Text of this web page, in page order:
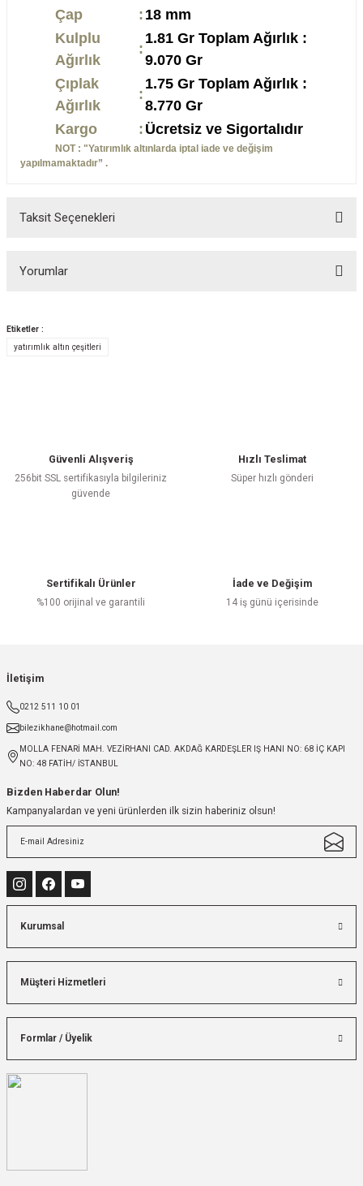
Çap
: 18 mm
Kulplu
Ağırlık
:
1.81 Gr Toplam Ağırlık :
9.070 Gr
Çıplak
Ağırlık
:
1.75 Gr Toplam Ağırlık :
8.770 Gr
Kargo
: Ücretsiz ve Sigortalıdır
NOT : "Yatırımlık altınlarda iptal iade ve değişim
yapılmamaktadır” .
Taksit Seçenekleri
Yorumlar
Etiketler :
yatırımlık altın çeşitleri
Güvenli Alışveriş
256bit SSL sertifikasıyla bilgileriniz
güvende
Hızlı Teslimat
Süper hızlı gönderi
Sertifikalı Ürünler
%100 orijinal ve garantili
İade ve Değişim
14 iş günü içerisinde
İletişim
0212 511 10 01
bilezikhane@hotmail.com
MOLLA FENARİ MAH. VEZİRHANI CAD. AKDAĞ KARDEŞLER IŞ HANI NO: 68 İÇ KAPI
NO: 48 FATİH/ İSTANBUL
Bizden Haberdar Olun!
Kampanyalardan ve yeni ürünlerden ilk sizin haberiniz olsun!
Kurumsal
Müşteri Hizmetleri
Formlar / Üyelik